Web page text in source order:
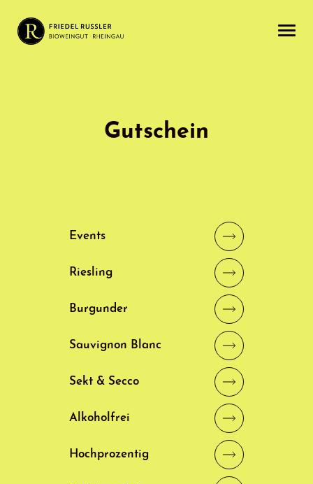
Gutschein
Events
Riesling
Burgunder
Sauvignon Blanc
Sekt & Secco
Alkoholfrei
Hochprozentig